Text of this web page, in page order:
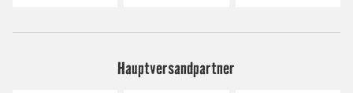
Hauptversandpartner